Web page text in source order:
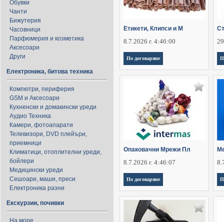
Обувки
Чанти
Бижутерия
Часовници
Парфюмерия и козметика
Аксесоари
Други
Електроника, битова техника
Компютри, периферия
GSM и Аксесоари
Кухненски и домакински уреди
Аудио Техника
Камери, фотоапарати
Телевизори, DVD плейъри,
приемници
Климатици, отоплителни уреди,
бойлери
Медицински уреди
Сешоари, маши, преси
Електроника разни
Екскурзии, почивки
На море
Етикети, Клипси и М
8.7.2026 г. 4:46:00
По договаряне
Опаковачни Мрежи Пл
8.7.2026 г. 4:46:07
По договаряне